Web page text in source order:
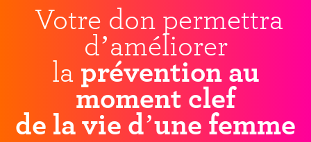
Votre don permettra
d’améliorer
la prévention au
moment clef
de la vie d’une femme